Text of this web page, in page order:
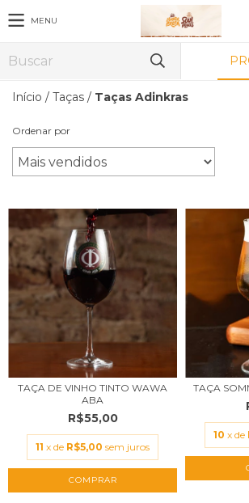
MENU
Início / Taças / Taças Adinkras
Ordenar por
TAÇA DE VINHO TINTO WAWA
ABA
R$55,00
11 x de R$5,00 sem juros
TAÇA
10 x de